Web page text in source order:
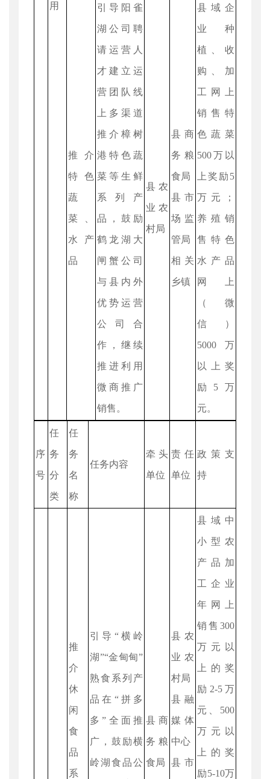
用
推介
特色
蔬
菜、
水产
品
引导阳雀
湖公司聘
请运营人
才建立运
营团队线
上多渠道
推介樟树
港特色蔬
菜等生鲜
系列产
品，鼓励
鹤龙湖大
闸蟹公司
与县内外
优势运营
公司合
作，继续
推进利用
微商推广
销售。
县农
业农
村局
县商
务粮
食局
县市
场监
管局
相关
乡镇
县域企
业种
植、收
购、加
工网上
销售特
色蔬菜
500万以
上奖励5
万元；
养殖销
售特色
水产品
网上
（微
信）
5000万
以上奖
励5万
元。
序
号
任
务
分
类
任
务
名
称
任务内容
牵头
单位
责任
单位
政策支
持
推
介
休
闲
食
品
系
引导“横岭
湖”“金甸甸”
熟食系列产
品在“拼多
多”全面推
广，鼓励横
岭湖食品公
县商
务粮
食局
县农
业农
村局
县融
媒体
中心
县市
县域中
小型农
产品加
工企业
年网上
销售300
万元以
上的奖
励2-5万
元、500
万元以
上的奖
励5-10万